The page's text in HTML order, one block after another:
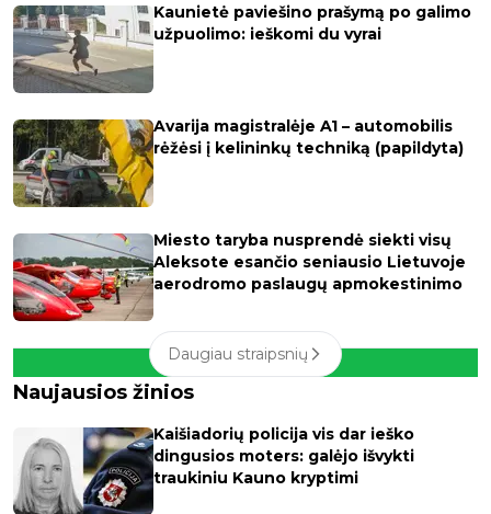
Kaunietė paviešino prašymą po galimo
užpuolimo: ieškomi du vyrai
Avarija magistralėje A1 – automobilis
rėžėsi į kelininkų techniką (papildyta)
Miesto taryba nusprendė siekti visų
Aleksote esančio seniausio Lietuvoje
aerodromo paslaugų apmokestinimo
Daugiau straipsnių
Naujausios žinios
Kaišiadorių policija vis dar ieško
dingusios moters: galėjo išvykti
traukiniu Kauno kryptimi